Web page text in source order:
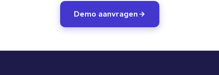
Demo aanvragen